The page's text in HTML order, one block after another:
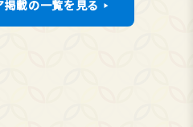
掲載の一覧を見る